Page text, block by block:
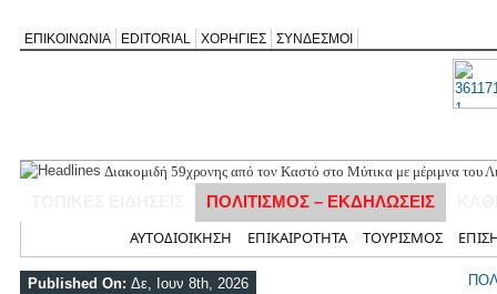
ΕΠΙΚΟΙΝΩΝΙΑ EDITORIAL ΧΟΡΗΓΙΕΣ ΣΥΝΔΕΣΜΟΙ
Διακομιδή 59χρονης από τον Καστό στο Μύτικα με μέριμνα του
Εγκρίθηκε νέα πλωτή εξέδρα στη Νικιάνα για θαλάσσια μέσα
Το Δημοτικό Συμβούλιο ενέκρινε και δεύτερη προτομή του
Πρόγραμμα πανηγύρεως του Ιερού Ναού Αγίου Σπυρίδωνος
ΠΟΛΙΤΙΣΜΟΣ – ΕΚΔΗΛΩΣΕΙΣ
ΑΥΤΟΔΙΟΙΚΗΣΗ ΕΠΙΚΑΙΡΟΤΗΤΑ ΤΟΥΡΙΣΜΟΣ
Published On: Δε, Ιουν 8th, 2026